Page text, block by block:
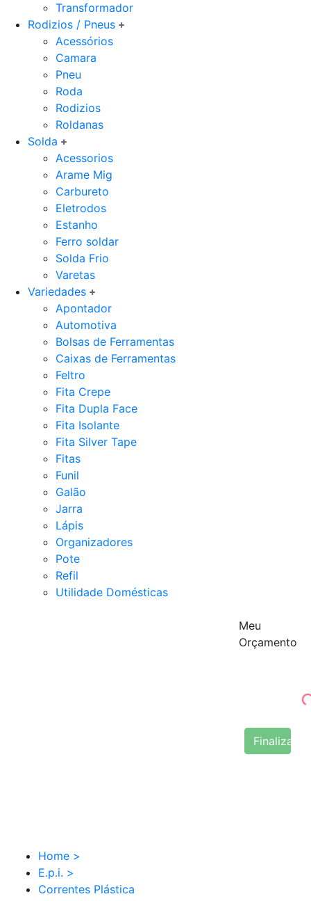
Transformador
Rodizios / Pneus
Acessórios
Camara
Pneu
Roda
Rodizios
Roldanas
Solda
Acessorios
Arame Mig
Carbureto
Eletrodos
Estanho
Ferro soldar
Solda Frio
Varetas
Variedades
Apontador
Automotiva
Bolsas de Ferramentas
Caixas de Ferramentas
Feltro
Fita Crepe
Fita Dupla Face
Fita Isolante
Fita Silver Tape
Fitas
Funil
Galão
Jarra
Lápis
Organizadores
Pote
Refil
Utilidade Domésticas
Meu
Orçamento
Finalizar
Home >
E.p.i. >
Correntes Plástica